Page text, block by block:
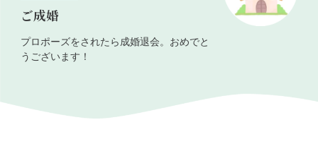
ご成婚
プロポーズをされたら成婚退会。おめでと
うございます！